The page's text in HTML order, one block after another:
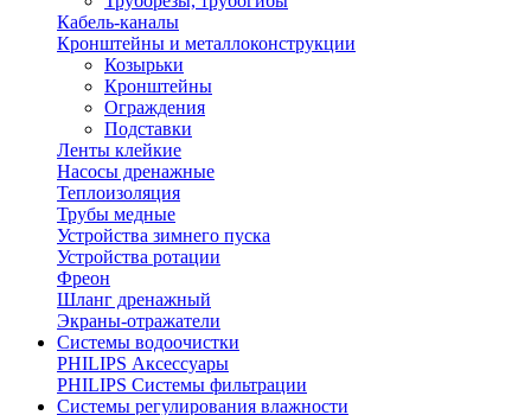
Кабель-каналы
Кронштейны и металлоконструкции
Козырьки
Кронштейны
Ограждения
Подставки
Ленты клейкие
Насосы дренажные
Теплоизоляция
Трубы медные
Устройства зимнего пуска
Устройства ротации
Фреон
Шланг дренажный
Экраны-отражатели
Системы водоочистки
PHILIPS Аксессуары
PHILIPS Системы фильтрации
Системы регулирования влажности